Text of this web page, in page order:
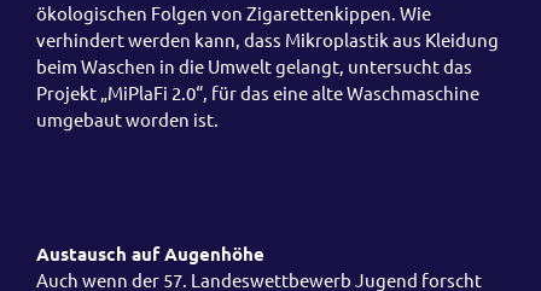
ökologischen Folgen von Zigarettenkippen. Wie
verhindert werden kann, dass Mikroplastik aus Kleidung
beim Waschen in die Umwelt gelangt, untersucht das
Projekt „MiPlaFi 2.0“, für das eine alte Waschmaschine
umgebaut worden ist.
Austausch auf Augenhöhe
Auch wenn der 57. Landeswettbewerb Jugend forscht